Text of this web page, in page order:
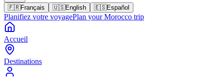
🇫🇷Français 🇺🇸English 🇪🇸Español
Planifiez votre voyagePlan your Morocco trip
Accueil
Destinations